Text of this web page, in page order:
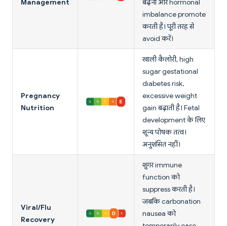
Management
बढ़ना और hormonal
imbalance promote
करती है। पूरी तरह से
avoid करें।
Pregnancy
Nutrition
खाली कैलोरी, high
sugar gestational
diabetes risk,
excessive weight
gain बढ़ाती है। Fetal
development के लिए
शून्य पोषक तत्व।
अनुशंसित नहीं।
Viral/Flu
Recovery
शुगर immune
function को
suppress करती है।
जबकि carbonation
nausea को